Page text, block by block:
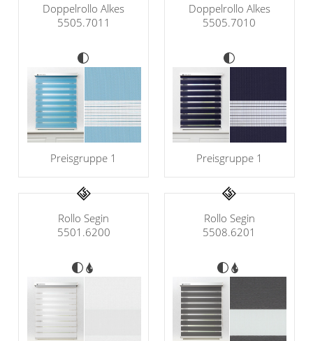
Doppelrollo Alkes
5505.7011
Preisgruppe 1
Doppelrollo Alkes
5505.7010
Preisgruppe 1
Rollo Segin
5501.6200
Rollo Segin
5508.6201